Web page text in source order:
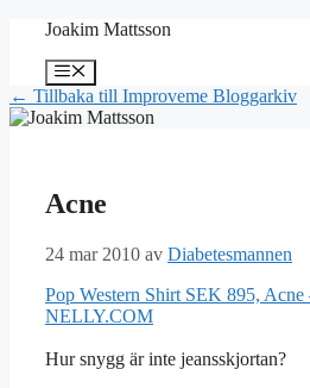
Hoppa
innehåll
Joakim Mattsson
Meny
← Tillbaka till Improveme Bloggarkiv
Acne
24 mar 2010 av Diabetesmannen
Pop Western Shirt SEK 895, Acne
NELLY.COM
Hur snygg är inte jeansskjortan?